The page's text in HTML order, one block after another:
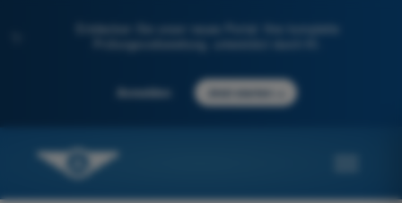
Entdecken Sie unser neues Portal: Ihre komplette
Prüfungsvorbereitung, unterstützt durch KI.
Anmelden Jetzt starten